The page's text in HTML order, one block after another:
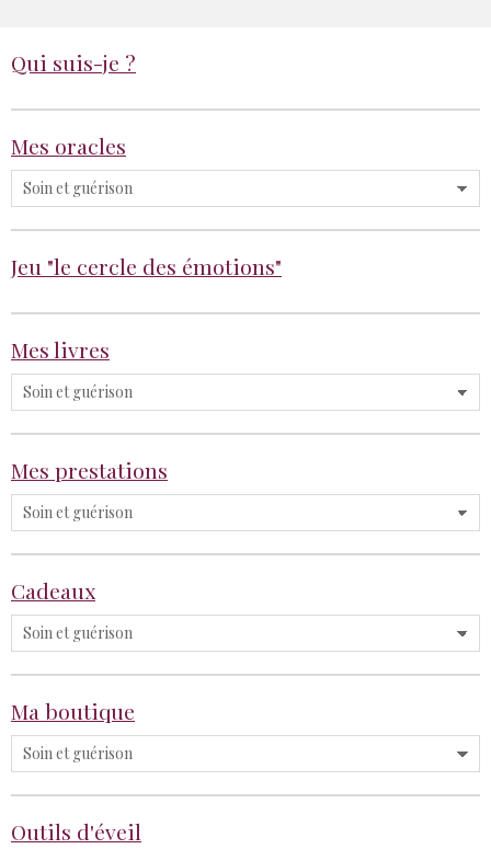
Qui suis-je ?
Mes oracles
Jeu "le cercle des émotions"
Mes livres
Mes prestations
Cadeaux
Ma boutique
Outils d'éveil